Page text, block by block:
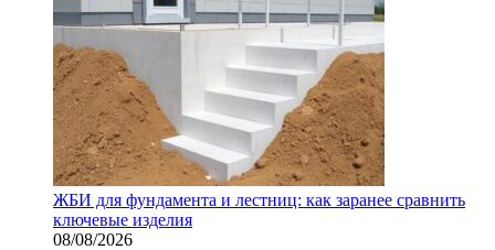
ЖБИ для фундамента и лестниц: как заранее сравнить
ключевые изделия
08/08/2026